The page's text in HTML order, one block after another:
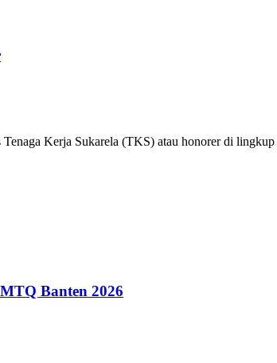
Kerja Sukarela (TKS) atau honorer di
Banten 2026